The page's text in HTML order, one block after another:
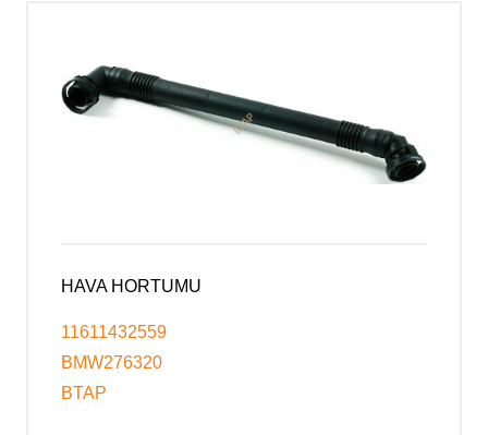
HAVA HORTUMU
11611432559
BMW276320
BTAP